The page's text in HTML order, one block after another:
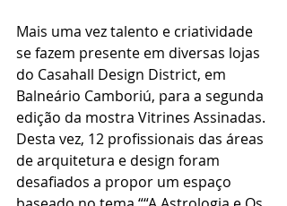
Mais uma vez talento e criatividade
se fazem presente em diversas lojas
do Casahall Design District, em
Balneário Camboriú, para a segunda
edição da mostra Vitrines Assinadas.
Desta vez, 12 profissionais das áreas
de arquitetura e design foram
desafiados a propor um espaço